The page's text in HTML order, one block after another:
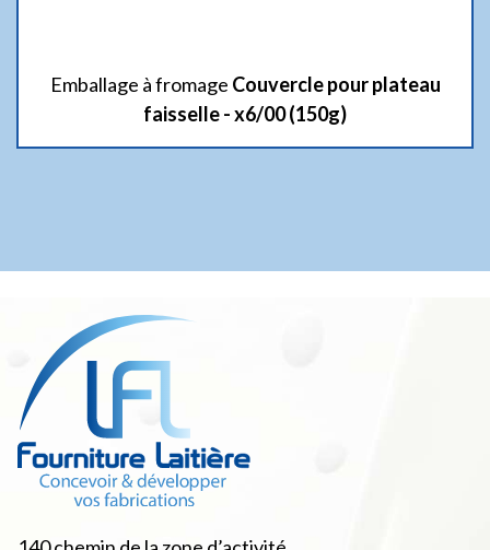
Emballage à fromage Couvercle pour plateau
faisselle - x6/00 (150g)